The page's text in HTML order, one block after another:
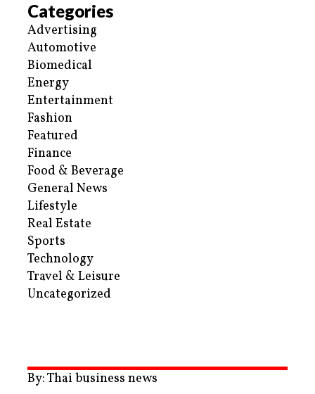
Categories
Advertising
Automotive
Biomedical
Energy
Entertainment
Fashion
Featured
Finance
Food & Beverage
General News
Lifestyle
Real Estate
Sports
Technology
Travel & Leisure
Uncategorized
By: Thai business news